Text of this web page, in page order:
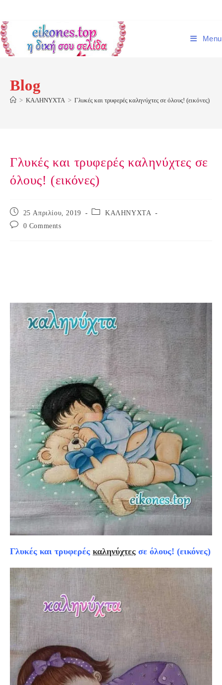
content
Menu
Blog
> ΚΑΛΗΝΥΧΤΑ > Γλυκές και τρυφερές καληνύχτες σε όλους! (εικόνες)
Γλυκές και τρυφερές καληνύχτες σε
όλους! (εικόνες)
Post
published:
25 Απριλίου, 2019
Post ΚΑΛΗΝΥΧΤΑ
Post
0 Comments
Γλυκές και τρυφερές καληνύχτες σε όλους! (εικόνες)